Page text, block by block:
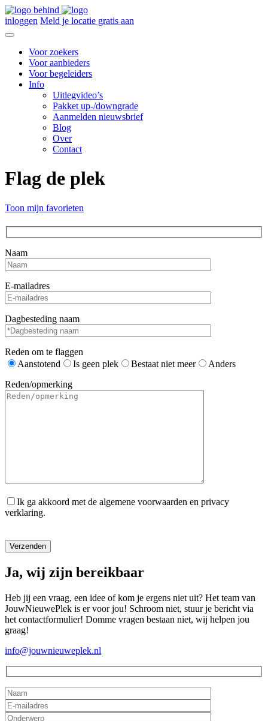
inloggen Meld je locatie gratis aan
Voor zoekers
Voor aanbieders
Voor begeleiders
Info
Uitlegvideo’s
Pakket up-/downgrade
Aanmelden nieuwsbrief
Blog
Over
Contact
Flag de plek
Toon mijn favorieten
Naam
E-mailadres
Dagbesteding naam
Reden om te flaggen
Aanstotend
Is geen plek Bestaat niet meer
Anders
Reden/opmerking
Ik ga akkoord met de algemene voorwaarden en privacy
verklaring.
Ja, wij zijn bereikbaar
Heb jij een vraag, een idee of kom je ergens niet uit? Het team van
JouwNieuwePlek is er voor jou! Schroom niet, stuur je bericht via
het contactformulier! Domme vragen bestaan niet, wij helpen jou
graag!
info@jouwnieuweplek.nl